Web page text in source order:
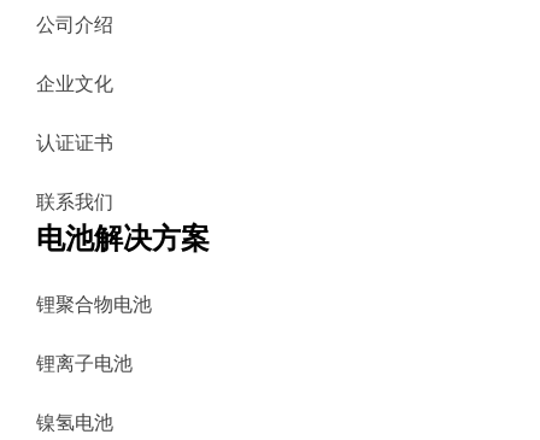
公司介绍
企业文化
认证证书
联系我们
电池解决方案
锂聚合物电池
锂离子电池
镍氢电池